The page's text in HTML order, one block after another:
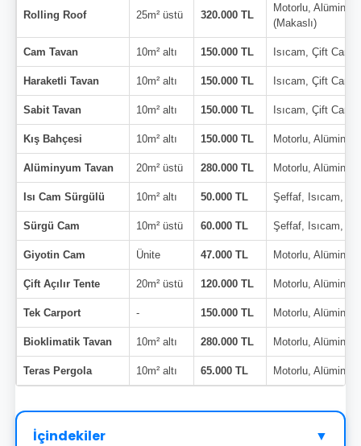
Rolling Roof 25m² üstü 320.000 TL
Motorlu,
(Makaslı)
Cam Tavan 10m² altı 150.000 TL Isıcam, Çift Cam
Haraketli Tavan 10m² altı 150.000 TL Isıcam, Çift Cam
Sabit Tavan 10m² altı 150.000 TL Isıcam, Çift Cam
Kış Bahçesi 10m² altı 150.000 TL Motorlu,
Alüminyum Tavan 20m² üstü 280.000 TL Motorlu,
Isı Cam Sürgülü 10m² altı 50.000 TL Şeffaf, Isıcam,
Sürgü Cam 10m² üstü 60.000 TL Şeffaf, Isıcam,
Giyotin Cam Ünite 47.000 TL Motorlu,
Çift Açılır Tente 20m² üstü 120.000 TL Motorlu,
Tek Carport - 150.000 TL Motorlu,
Bioklimatik Tavan 10m² altı 280.000 TL Motorlu,
Teras Pergola 10m² altı 65.000 TL Motorlu,
İçindekiler ▼